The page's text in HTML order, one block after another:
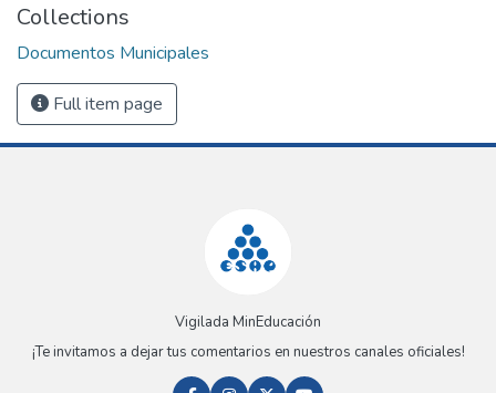
Collections
Documentos Municipales
Full item page
Vigilada MinEducación
¡Te invitamos a dejar tus comentarios en nuestros canales oficiales!